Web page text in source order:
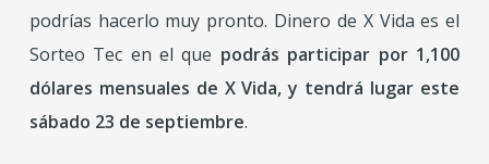
podrías hacerlo muy pronto. Dinero de X Vida es el
Sorteo Tec en el que podrás participar por 1,100
dólares mensuales de X Vida, y tendrá lugar este
sábado 23 de septiembre.